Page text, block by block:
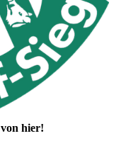
hier!